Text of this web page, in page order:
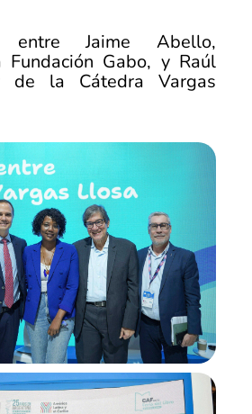
entre Jaime Abello,
Gabo, y Raúl
de la Cátedra Vargas